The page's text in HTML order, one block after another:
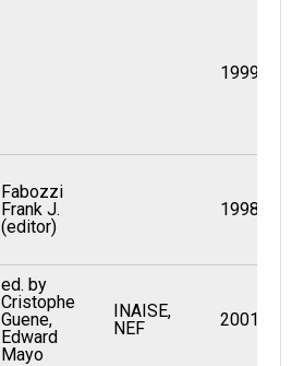
1999
Fabozzi
Frank J.
(editor)
1998
ed. by
Cristophe
Guene,
Edward
Mayo
INAISE,
NEF
2001